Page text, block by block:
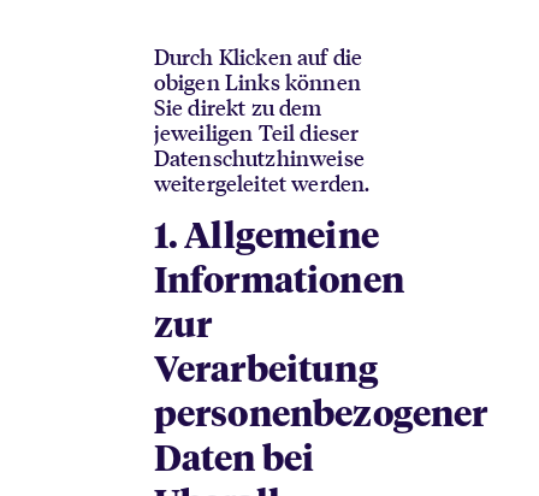
Durch Klicken auf die
obigen Links können
Sie direkt zu dem
jeweiligen Teil dieser
Datenschutzhinweise
weitergeleitet werden.
1.Allgemeine
Informationen
zur
Verarbeitung
personenbezogener
Daten bei